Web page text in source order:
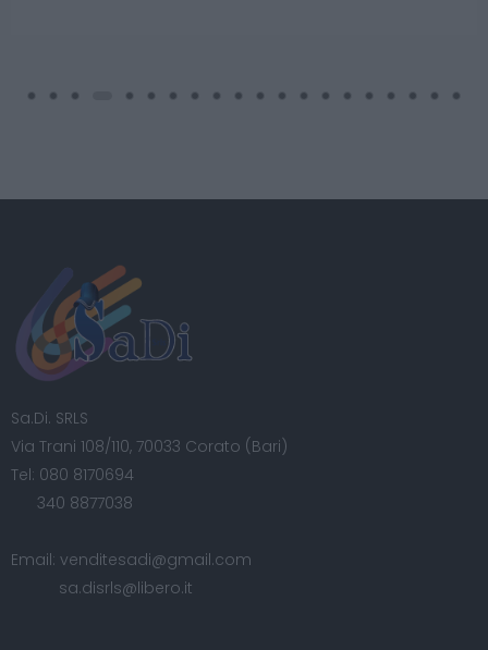
Sa.Di. SRLS
Via Trani 108/110, 70033 Corato (Bari)
Tel: 080 8170694
340 8877038
Email: venditesadi@gmail.com
sa.disrls@libero.it